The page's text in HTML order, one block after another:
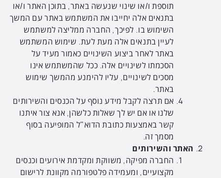
תוספת ו/או שינוי שנעשה באתר, בתוכן האתר ו/או
בתנאים אלה יחייבו את המשתמש באתר עם המשך
השימוש בו. לפיכך, החברה ממליצה למשתמש
לעיין בתנאים אלה מעת לעת. שימוש המשתמש
באתר לאחר ביצוע השינויים כאמור מעיד על
הסכמתו לשינויים אלה. ככל שהמשתמש אינו
מסכים לשינויים, עליו להימנע מהמשך שימוש
באתר.
אם תרצה לקבל מידע נוסף על הכנסים והשירותים
שלנו או אם יש לך שאלות כלשהן, אנא צור איתנו
קשר באמצעות כתובת הדוא"ל המופיעה בסוף
מסמך זה.
האתר והשירותים
החברה מפיקה, משווקת ומקדמת אירועים וכנסים
מקצועיים, ומעמידה פלטפורמה מקוונת לרישום